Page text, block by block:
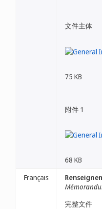
文件主体
75 KB
附件 1
68 KB
Français
完整文件